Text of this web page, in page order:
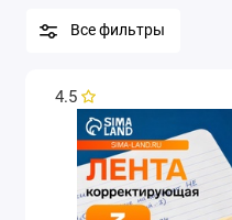
Все фильтры
4.5